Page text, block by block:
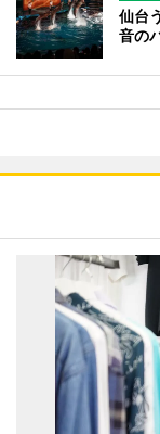
仙台
音の